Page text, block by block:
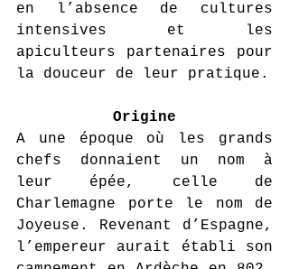
en l’absence de cultures
intensives et les
apiculteurs partenaires pour
la douceur de leur pratique.
Origine
A une époque où les grands
chefs donnaient un nom à
leur épée, celle de
Charlemagne porte le nom de
Joyeuse. Revenant d’Espagne,
l’empereur aurait établi son